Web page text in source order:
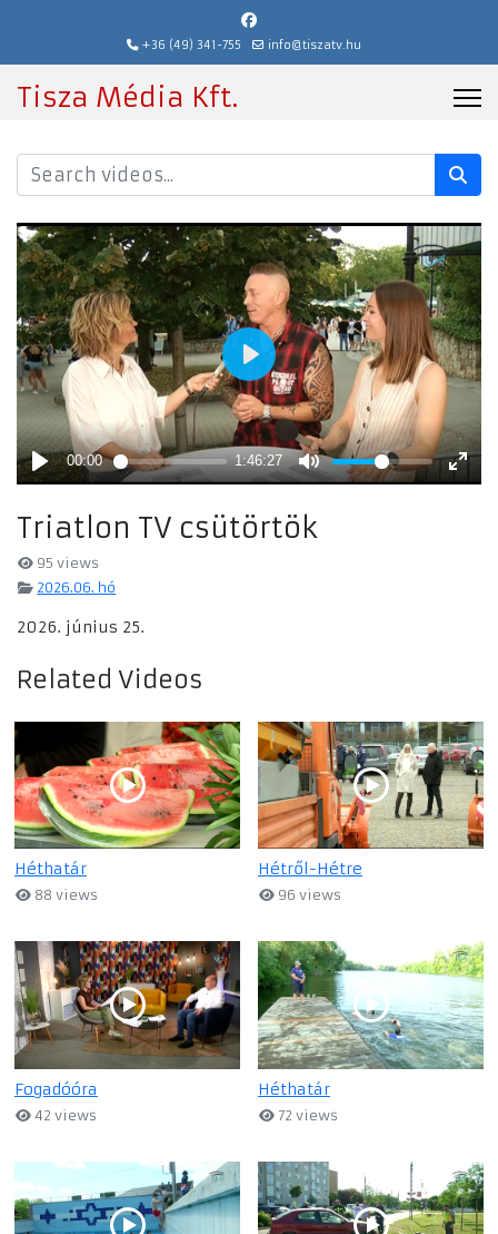
+36 (49) 341-755 info@tiszatv.hu
Tisza Média Kft.
Triatlon TV csütörtök
95 views
2026.06. hó
2026. június 25.
Related Videos
Héthatár
88 views
Hétről-Hétre
96 views
Fogadóóra
42 views
Héthatár
72 views